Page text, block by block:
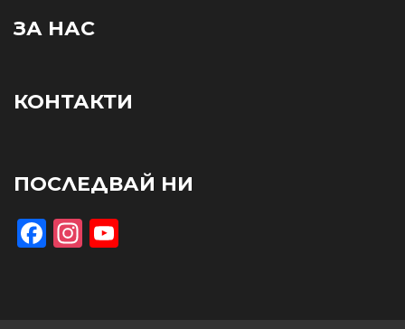
ЗА НАС
КОНТАКТИ
ПОСЛЕДВАЙ НИ
Facebook
Instagram